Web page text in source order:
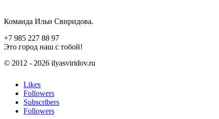
Команда Ильи Свиридова.
+7 985 227 88 97
Это город наш с тобой!
© 2012 - 2026 ilyasviridov.ru
Likes
Followers
Subscribers
Followers